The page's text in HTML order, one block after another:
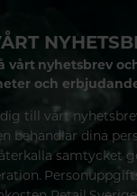
vårt nyhetsbrev
och
till vårt
behandlar dina
samtycket